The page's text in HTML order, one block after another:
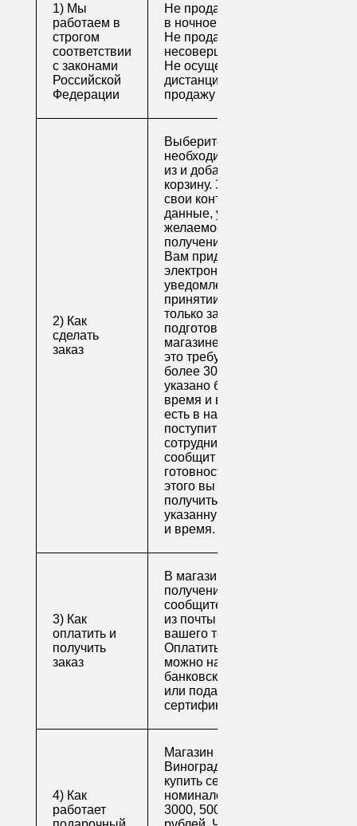
1) Мы
работаем в
строгом
соответствии
с законами
Российской
Федерации
Не продаем алкоголь
в ночное время
Не продаем алкоголь
несовершеннолетним
Не осуществляем
дистанционную
продажу
2) Как
сделать
заказ
Выберите
необходимые товары
из и добавьте их в
корзину. Заполните
свои контактные
данные, укажите
желаемое время
получения заказа.
Вам придет по
электронной почте
уведомление о
принятии заказа. Как
только заказ
подготовят в
магазине (обычно на
это требуется не
более 30 минут, если
указано ближайшее
время и весь товар
есть в наличии), вам
поступит письмо от
сотрудника, который
сообщит о
готовности. После
этого вы можете
получить свой заказ в
указанную вами дату
и время.
3) Как
оплатить и
получить
заказ
В магазине для
получения заказа
сообщите его номер
из почты или номер
вашего телефона.
Оплатить заказ
можно наличными,
банковской картой
или подарочным
сертификатом.
4) Как
работает
Магазин напитков
Виноград предлагает
купить сертификаты
номиналом 500, 1000,
3000, 5000 и 10000